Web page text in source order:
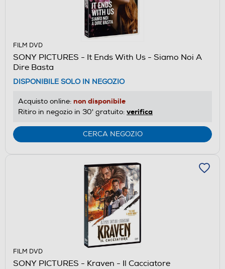
FILM DVD
SONY PICTURES - It Ends With Us - Siamo Noi A
Dire Basta
DISPONIBILE SOLO IN NEGOZIO
Acquisto online: non disponibile
Ritiro in negozio in 30' gratuito: verifica
CERCA NEGOZIO
FILM DVD
SONY PICTURES - Kraven - Il Cacciatore